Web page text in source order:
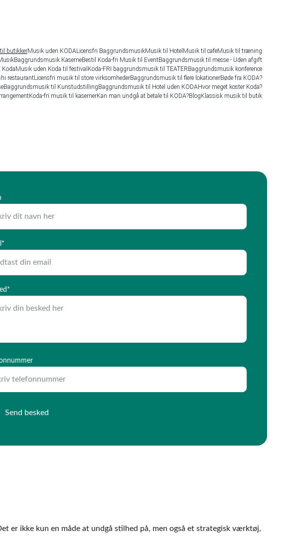
butikkerMusik uden KODALicensfri BaggrundsmusikMusik til Hotel Musik til cafeMusik til træning
Baggrundsmusik KaserneBestil Koda-fri Musik til EventBaggrundsmusik til messe - Uden afgift
KodaMusik uden Koda til festival Koda-FRI baggrundsmusik til TEATERBaggrundsmusik konference
restaurantLicensfri musik til store virksomhederBaggrundsmusik til flere lokationerBøde fra KODA?
Baggrundsmusik til KunstudstillingBaggrundsmusik til Hotel uden KODAHvor meget koster Koda?
Koda-fri musik til kasernerKan man undgå at betale til KODA?BlogKlassisk musik til butik
er ikke kun en måde at undgå stilhed på, men også et strategisk værktøj,
Send besked